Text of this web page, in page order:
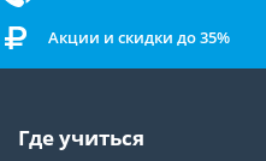
Акции и скидки до 35%
Где учиться